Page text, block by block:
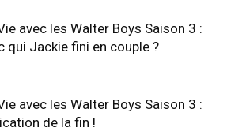
avec les Walter Boys Saison 3 :
qui Jackie fini en couple ?
avec les Walter Boys Saison 3 :
de la fin !